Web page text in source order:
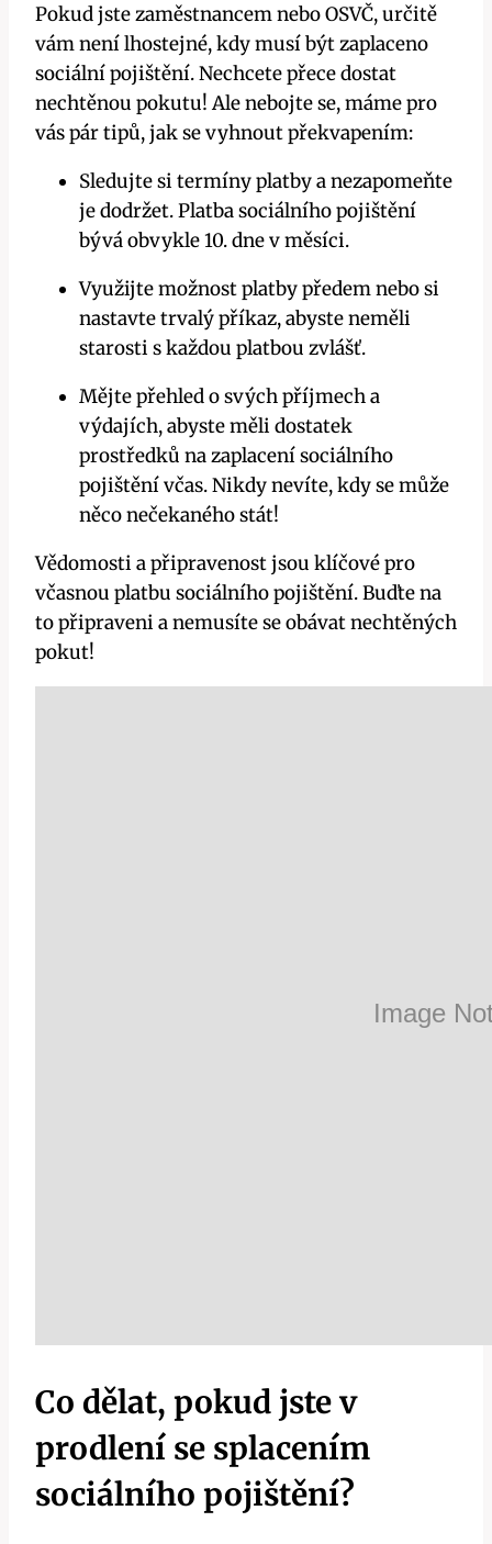
Pokud jste zaměstnancem nebo OSVČ, určitě
vám není lhostejné, kdy musí být zaplaceno
sociální pojištění. Nechcete přece dostat
nechtěnou pokutu! Ale nebojte se, máme pro
vás pár tipů, jak se vyhnout překvapením:
Sledujte si termíny platby a nezapomeňte
je dodržet. Platba sociálního pojištění
bývá obvykle 10. dne v měsíci.
Využijte možnost platby předem nebo si
nastavte trvalý příkaz, abyste neměli
starosti s každou platbou zvlášť.
Mějte přehled o svých příjmech a
výdajích, abyste měli dostatek
prostředků na zaplacení sociálního
pojištění včas. Nikdy nevíte, kdy se může
něco nečekaného stát!
Vědomosti a připravenost jsou klíčové pro
včasnou platbu sociálního pojištění. Buďte na
to připraveni a nemusíte se obávat nechtěných
pokut!
Co dělat, pokud jste v
prodlení se splacením
sociálního pojištění?